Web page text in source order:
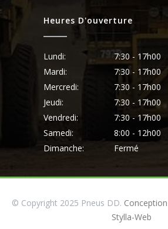
Heures D'ouverture
Lundi:
7:30 - 17h00
Mardi:
7:30 - 17h00
Mercredi:
7:30 - 17h00
Jeudi:
7:30 - 17h00
Vendredi:
7:30 - 17h00
Samedi:
8:00 - 12h00
Dimanche:
Fermé
© Copyright 2025 Pneus DD. Conception
Stylla-Web